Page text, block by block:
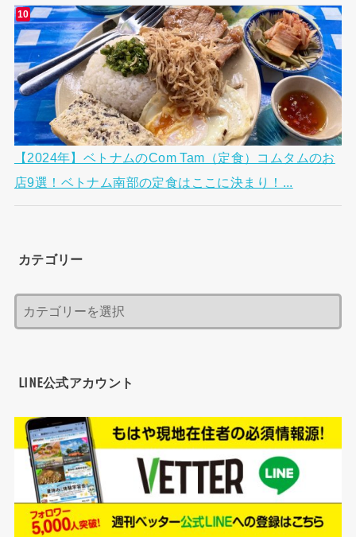
【2024年】ベトナムのCom Tam（定食）コムタムのお
店9選！ベトナム南部の定食はここに決まり！...
カテゴリー
LINE公式アカウント